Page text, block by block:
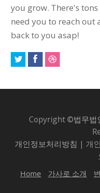
you grow. There's
need you to reach out
back to you asap!
Copyright ©법무법
개인정보처리방침 | 개
Home 가사로 소개